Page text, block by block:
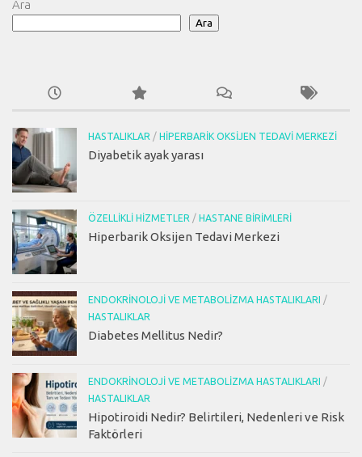
Ara
Ara
HASTALIKLAR / HIPERBARIK OKSIJEN TEDAVI MERKEZI
Diyabetik ayak yarası
ÖZELLIKLI HIZMETLER / HASTANE BIRIMLERI
Hiperbarik Oksijen Tedavi Merkezi
ENDOKRINOLOJI VE METABOLIZMA HASTALIKLARI
/
HASTALIKLAR
Diabetes Mellitus Nedir?
ENDOKRINOLOJI VE METABOLIZMA HASTALIKLARI
/
HASTALIKLAR
Hipotiroidi Nedir? Belirtileri, Nedenleri ve Risk
Faktörleri